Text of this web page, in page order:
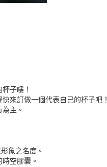
子嘍！
來訂做一個代表自己的杯子吧！
主。
象之名度。
空膠囊。